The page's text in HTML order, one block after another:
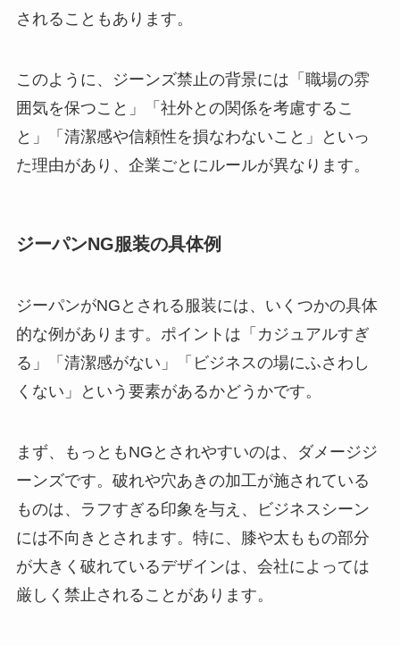
されることもあります。
このように、ジーンズ禁止の背景には「職場の雰
囲気を保つこと」「社外との関係を考慮するこ
と」「清潔感や信頼性を損なわないこと」といっ
た理由があり、企業ごとにルールが異なります。
ジーパンNG服装の具体例
ジーパンがNGとされる服装には、いくつかの具体
的な例があります。ポイントは「カジュアルすぎ
る」「清潔感がない」「ビジネスの場にふさわし
くない」という要素があるかどうかです。
まず、もっともNGとされやすいのは、ダメージジ
ーンズです。破れや穴あきの加工が施されている
ものは、ラフすぎる印象を与え、ビジネスシーン
には不向きとされます。特に、膝や太ももの部分
が大きく破れているデザインは、会社によっては
厳しく禁止されることがあります。